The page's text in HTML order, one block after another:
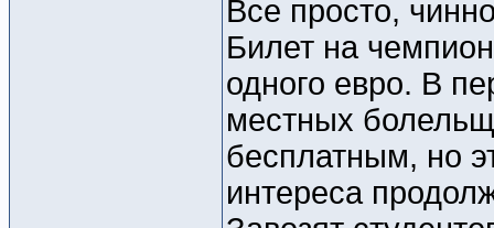
Все просто,
Билет на
одного евро. В
местных
бесплатным, но
интереса